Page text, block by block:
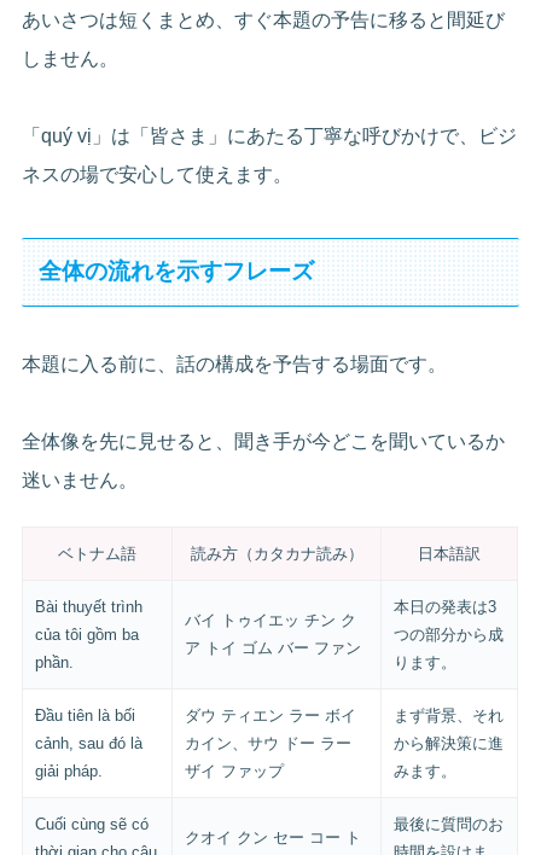
あいさつは短くまとめ、すぐ本題の予告に移ると間延び
しません。
「quý vị」は「皆さま」にあたる丁寧な呼びかけで、ビジ
ネスの場で安心して使えます。
全体の流れを示すフレーズ
本題に入る前に、話の構成を予告する場面です。
全体像を先に見せると、聞き手が今どこを聞いているか
迷いません。
ベトナム語 読み方（カタカナ読み） 日本語訳
Bài thuyết trình
của tôi gồm ba
phần.
バイ トゥイエッ チン ク
ア トイ ゴム バー ファン
本日の発表は3
つの部分から成
ります。
Đầu tiên là bối
cảnh, sau đó là
giải pháp.
ダウ ティエン ラー ボイ
カイン、サウ ドー ラー
ザイ ファップ
まず背景、それ
から解決策に進
みます。
Cuối cùng sẽ có
クオイ クン セー コー ト
最後に質問のお